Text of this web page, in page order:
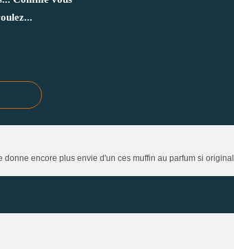
encore plus envie d'un ces muffin au parfum si original